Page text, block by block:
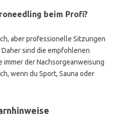
beim Profi?
aber professionelle Sitzungen
sind die empfohlenen
immer der Nachsorgeanweisung
wenn du Sport, Sauna oder